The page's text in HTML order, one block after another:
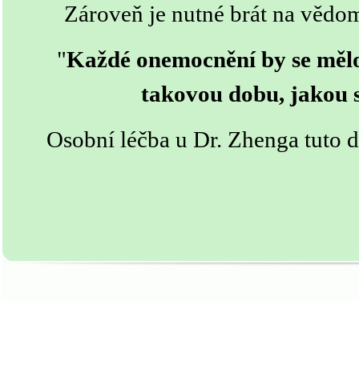
Zároveň je nutné brát na
"Každé onemocnění by se
takovou dobu, jakou
Osobní léčba u Dr. Zhenga tuto